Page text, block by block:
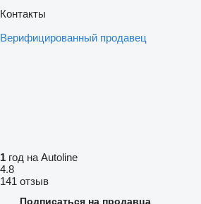
Контакты
Верифицированный продавец
1 год на Autoline
4.8
141 отзыв
Подписаться на продавца